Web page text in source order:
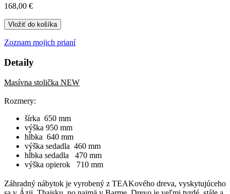
168,00 €
Vložiť do košíka
Zoznam mojich prianí
Detaily
Masívna stolička NEW
Rozmery:
šírka 650 mm
výška 950 mm
hĺbka 640 mm
výška sedadla 460 mm
hĺbka sedadla 470 mm
výška opierok 710 mm
Záhradný nábytok je vyrobený z TEAKového dreva, vyskytujúceho